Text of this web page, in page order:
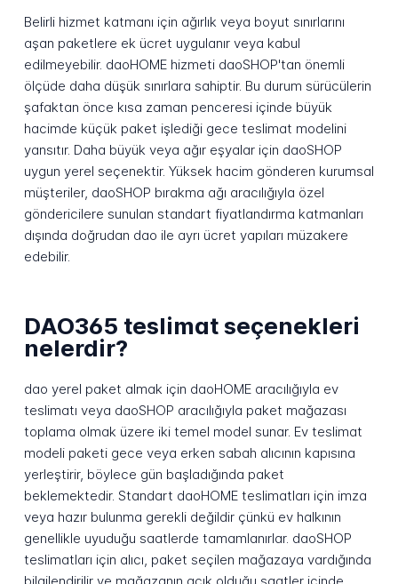
Belirli hizmet katmanı için ağırlık veya boyut sınırlarını
aşan paketlere ek ücret uygulanır veya kabul
edilmeyebilir. daoHOME hizmeti daoSHOP'tan önemli
ölçüde daha düşük sınırlara sahiptir. Bu durum sürücülerin
şafaktan önce kısa zaman penceresi içinde büyük
hacimde küçük paket işlediği gece teslimat modelini
yansıtır. Daha büyük veya ağır eşyalar için daoSHOP
uygun yerel seçenektir. Yüksek hacim gönderen kurumsal
müşteriler, daoSHOP bırakma ağı aracılığıyla özel
göndericilere sunulan standart fiyatlandırma katmanları
dışında doğrudan dao ile ayrı ücret yapıları müzakere
edebilir.
DAO365 teslimat seçenekleri
nelerdir?
dao yerel paket almak için daoHOME aracılığıyla ev
teslimatı veya daoSHOP aracılığıyla paket mağazası
toplama olmak üzere iki temel model sunar. Ev teslimat
modeli paketi gece veya erken sabah alıcının kapısına
yerleştirir, böylece gün başladığında paket
beklemektedir. Standart daoHOME teslimatları için imza
veya hazır bulunma gerekli değildir çünkü ev halkının
genellikle uyuduğu saatlerde tamamlanırlar. daoSHOP
teslimatları için alıcı, paket seçilen mağazaya vardığında